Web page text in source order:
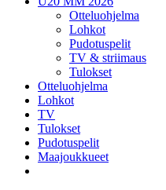
Otteluohjelma
Lohkot
Pudotuspelit
TV & striimaus
Tulokset
Otteluohjelma
Lohkot
TV
Tulokset
Pudotuspelit
Maajoukkueet